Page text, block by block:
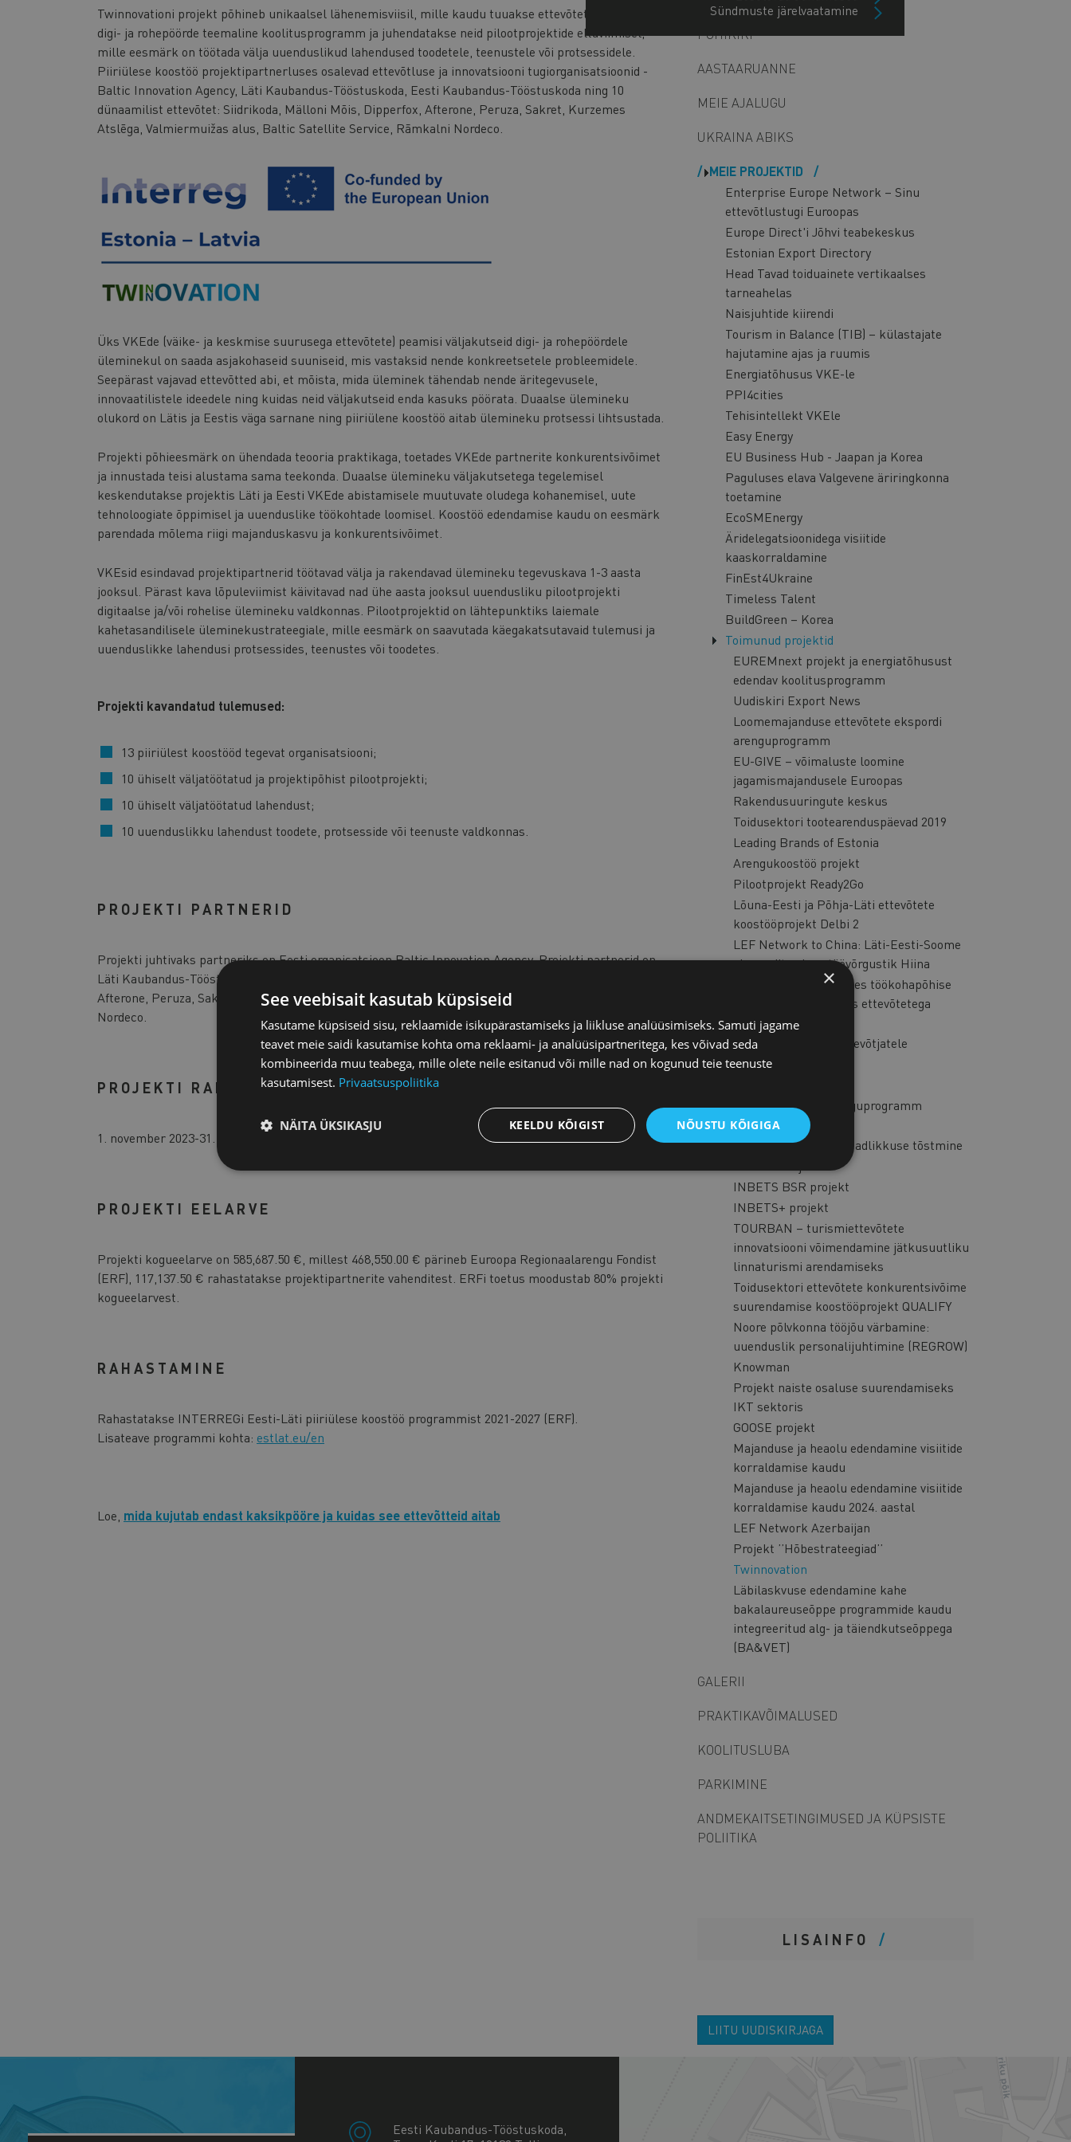
Sündmuste järelvaatamine
Twinnovationi projekt põhineb unikaalsel lähenemisviisil, mille kaudu tuuakse ettevõteteni spetsiaalne
digi- ja rohepöörde teemaline koolitusprogramm ja juhendatakse neid pilootprojektide elluviimisel,
mille eesmärk on töötada välja uuenduslikud lahendused toodetele, teenustele või protsessidele.
Piiriülese koostöö projektipartnerluses osalevad ettevõtluse ja innovatsiooni tugiorganisatsioonid -
Baltic Innovation Agency, Läti Kaubandus-Tööstuskoda, Eesti Kaubandus-Tööstuskoda ning 10
dünaamilist ettevõtet: Siidrikoda, Mälloni Mõis, Dipperfox, Afterone, Peruza, Sakret, Kurzemes
Atslēga, Valmiermuižas alus, Baltic Satellite Service, Rāmkalni Nordeco.
Üks VKEde (väike- ja keskmise suurusega ettevõtete) peamisi väljakutseid digi- ja rohepöördele
üleminekul on saada asjakohaseid suuniseid, mis vastaksid nende konkreetsetele probleemidele.
Seepärast vajavad ettevõtted abi, et mõista, mida üleminek tähendab nende äritegevusele,
innovaatilistele ideedele ning kuidas neid väljakutseid enda kasuks pöörata. Duaalse ülemineku
olukord on Lätis ja Eestis väga sarnane ning piiriülene koostöö aitab ülemineku protsessi lihtsustada.
Projekti põhieesmärk on ühendada teooria praktikaga, toetades VKEde partnerite konkurentsivõimet
ja innustada teisi alustama sama teekonda. Duaalse ülemineku väljakutsetega tegelemisel
keskendutakse projektis Läti ja Eesti VKEde abistamisele muutuvate oludega kohanemisel, uute
tehnoloogiate õppimisel ja uuenduslike töökohtade loomisel. Koostöö edendamise kaudu on eesmärk
parendada mõlema riigi majanduskasvu ja konkurentsivõimet.
VKEsid esindavad projektipartnerid töötavad välja ja rakendavad ülemineku tegevuskava 1-3 aasta
jooksul. Pärast kava lõpuleviimist käivitavad nad ühe aasta jooksul uuendusliku pilootprojekti
digitaalse ja/või rohelise ülemineku valdkonnas. Pilootprojektid on lähtepunktiks laiemale
kahetasandilisele üleminekustrateegiale, mille eesmärk on saavutada käegakatsutavaid tulemusi ja
uuenduslikke lahendusi protsessides, teenustes või toodetes.
Projekti kavandatud tulemused:
13 piiriülest koostööd tegevat organisatsiooni;
10 ühiselt väljatöötatud ja projektipõhist pilootprojekti;
10 ühiselt väljatöötatud lahendust;
10 uuenduslikku lahendust toodete, protsesside või teenuste valdkonnas.
PROJEKTI PARTNERID
Projekti juhtivaks partneriks on Eesti organisatsioon Baltic Innovation Agency. Projekti partnerid on
Läti Kaubandus-Tööstuskoda, Eesti Kaubandus-Tööstuskoda, Siidrikoda, Mälloni Mõis, Dipperfox,
Afterone, Peruza, Sakret, Kurzemes Atslēga, Valmiermuižas alus, Baltic Satellite Service, Rāmkalni
Nordeco.
PROJEKTI RAKENDAMISPERIOOD
1. november 2023-31. oktoober 2025
PROJEKTI EELARVE
Projekti kogueelarve on 585,687.50 €, millest 468,550.00 € pärineb Euroopa Regionaalarengu Fondist
(ERF), 117,137.50 € rahastatakse projektipartnerite vahenditest. ERFi toetus moodustab 80% projekti
kogueelarvest.
RAHASTAMINE
Rahastatakse INTERREGi Eesti-Läti piiriülese koostöö programmist 2021-2027 (ERF).
Lisateave programmi kohta: estlat.eu/en
Loe, mida kujutab endast kaksikpööre ja kuidas see ettevõtteid aitab
PÕHIKIRI
AASTAARUANNE
MEIE AJALUGU
UKRAINA ABIKS
MEIE PROJEKTID
Enterprise Europe Network – Sinu
ettevõtlustugi Euroopas
Europe Direct'i Jõhvi teabekeskus
Estonian Export Directory
Head Tavad toiduainete vertikaalses
tarneahelas
Naisjuhtide kiirendi
Tourism in Balance (TIB) – külastajate
hajutamine ajas ja ruumis
Energiatõhusus VKE-le
PPI4cities
Tehisintellekt VKEle
Easy Energy
EU Business Hub - Jaapan ja Korea
Paguluses elava Valgevene äriringkonna
toetamine
EcoSMEnergy
Äridelegatsioonidega visiitide
kaaskorraldamine
FinEst4Ukraine
Timeless Talent
BuildGreen – Korea
Toimunud projektid
EUREMnext projekt ja energiatõhusust
edendav koolitusprogramm
Uudiskiri Export News
Loomemajanduse ettevõtete ekspordi
arenguprogramm
EU-GIVE – võimaluste loomine
jagamismajandusele Euroopas
Rakendusuuringute keskus
Toidusektori tootearenduspäevad 2019
Leading Brands of Estonia
Arengukoostöö projekt
Pilootprojekt Ready2Go
Lõuna-Eesti ja Põhja-Läti ettevõtete
koostööprojekt Delbi 2
LEF Network to China: Läti-Eesti-Soome
eksporditoe koostöövõrgustik Hiina
ApprEnt: kõrghariduses töökohapõhise
õppe arendamine koos ettevõtetega
Euroopas
Erasmus noortele ettevõtjatele
STEEEP
Naisettevõtluse arenguprogramm
Gruusias
Korruptsioonialase teadlikkuse tõstmine
INBETS BSR projekt
INBETS+ projekt
TOURBAN – turismiettevõtete
innovatsiooni võimendamine jätkusuutliku
linnaturismi arendamiseks
Toidusektori ettevõtete konkurentsivõime
suurendamise koostööprojekt QUALIFY
Noore põlvkonna tööjõu värbamine:
uuenduslik personalijuhtimine (REGROW)
Knowman
Projekt naiste osaluse suurendamiseks
IKT sektoris
GOOSE projekt
Majanduse ja heaolu edendamine visiitide
korraldamise kaudu
Majanduse ja heaolu edendamine visiitide
korraldamise kaudu 2024. aastal
LEF Network Azerbaijan
Projekt ’’Hõbestrateegiad’’
Twinnovation
Läbilaskvuse edendamine kahe
bakalaureuseõppe programmide kaudu
integreeritud alg- ja täiendkutseõppega
(BA&VET)
GALERII
PRAKTIKAVÕIMALUSED
KOOLITUSLUBA
PARKIMINE
ANDMEKAITSETINGIMUSED JA KÜPSISTE
POLIITIKA
LISAINFO
LIITU UUDISKIRJAGA
Eesti Kaubandus-Tööstuskoda,
×
See veebisait kasutab küpsiseid
Kasutame küpsiseid sisu, reklaamide isikupärastamiseks ja liikluse analüüsimiseks. Samuti jagame
teavet meie saidi kasutamise kohta oma reklaami- ja analüüsipartneritega, kes võivad seda
kombineerida muu teabega, mille olete neile esitanud või mille nad on kogunud teie teenuste
kasutamisest. Privaatsuspoliitika
NÕUSTU KÕIGIGA
KEELDU KÕIGIST
NÄITA ÜKSIKASJU